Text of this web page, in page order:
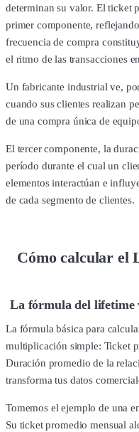
determinan su valor. El ticket
primer componente,
frecuencia de compra
el ritmo de las transacciones
Un fabricante industrial ve,
cuando sus clientes realizan
de una compra única de
El tercer componente, la
período durante el cual un
elementos interactúan e
de cada segmento de clientes.
Cómo calcular el
La fórmula del lifetime
La fórmula básica para
multiplicación simple: Ticket
Duración promedio de la
transforma tus datos
Tomemos el ejemplo de una
Su ticket promedio mensual